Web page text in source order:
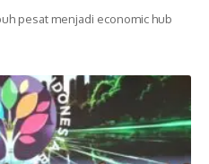
pesat menjadi economic hub